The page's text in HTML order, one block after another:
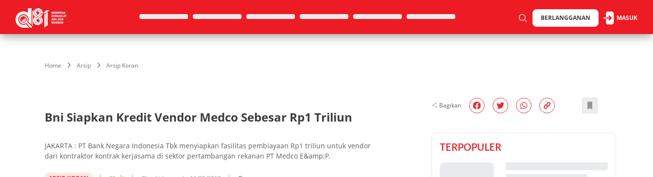
BERLANGGANAN MASUK
Home Arsip Arsip Koran
Bni Siapkan Kredit Vendor Medco Sebesar Rp1 Triliun
JAKARTA : PT Bank Negara Indonesia Tbk menyiapkan fasilitas pembiayaan Rp1 triliun untuk vendor
dari kontraktor kontrak kerjasama di sektor pertambangan rekanan PT Medco E&amp;P.
Bagikan
TERPOPULER